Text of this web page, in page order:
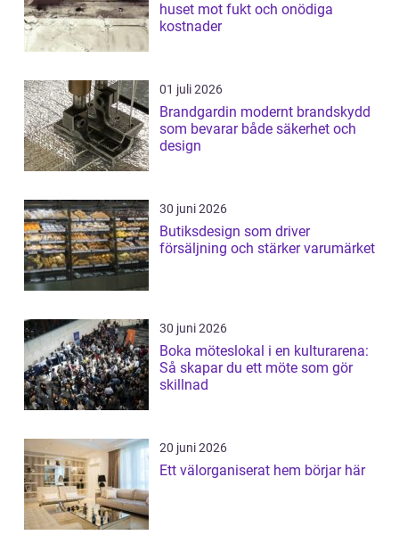
huset mot fukt och onödiga
kostnader
01 juli 2026
Brandgardin modernt brandskydd
som bevarar både säkerhet och
design
30 juni 2026
Butiksdesign som driver
försäljning och stärker varumärket
30 juni 2026
Boka möteslokal i en kulturarena:
Så skapar du ett möte som gör
skillnad
20 juni 2026
Ett välorganiserat hem börjar här